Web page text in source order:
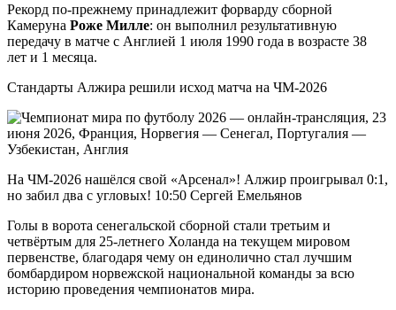
Рекорд по‑прежнему принадлежит форварду сборной
Камеруна Роже Милле: он выполнил результативную
передачу в матче с Англией 1 июля 1990 года в возрасте 38
лет и 1 месяца.
Стандарты Алжира решили исход матча на ЧМ-2026
На ЧМ-2026 нашёлся свой «Арсенал»! Алжир проигрывал 0:1,
но забил два с угловых! 10:50 Сергей Емельянов
Голы в ворота сенегальской сборной стали третьим и
четвёртым для 25-летнего Холанда на текущем мировом
первенстве, благодаря чему он единолично стал лучшим
бомбардиром норвежской национальной команды за всю
историю проведения чемпионатов мира.